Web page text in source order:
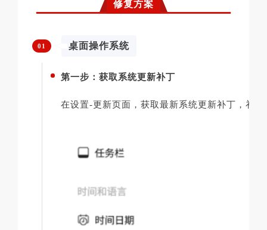
修复方案
01 桌面操作系统
第一步：获取系统更新补丁
在设置-更新页面，获取最新系统更新补丁，补